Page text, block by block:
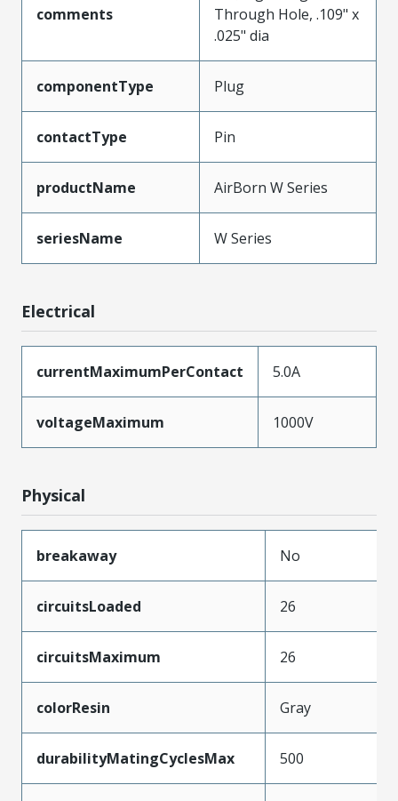
comments
Through Hole, .109" x
.025" dia
componentType Plug
contactType Pin
productName AirBorn W Series
seriesName W Series
Electrical
currentMaximumPerContact 5.0A
voltageMaximum 1000V
Physical
breakaway No
circuitsLoaded 26
circuitsMaximum 26
colorResin Gray
durabilityMatingCyclesMax 500